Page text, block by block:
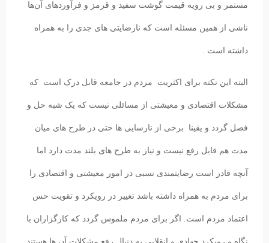
مستمر و بی رویه قیمت گوشت سفید و قرمز و فرآوردهای آن‌ها
ناشی از همین مسئله است که نارضایتی های جدی را به همراه
داشته است .
البته این نکته برای اکثریت مردم در جامعه قابل درک است که
مشکلات اقتصادی و معیشتی از مسائلی نیست که یک شبه حل و
فصل گردد و یقینا برخی از نارسایی ها حتی در طرح های میان
مدت هم قابل رفع نیست و نیاز به طرح های بلند مدت دارد اما
آنچه قادر است رضایتمندی نسبی در امور معیشتی و اقتصادی را
برای مردم به همراه داشته باشد تغییر در رویکرد و تقویت حس
اعتماد مردم است. اگر برای مردم ملموس گردد که کارگزاران با